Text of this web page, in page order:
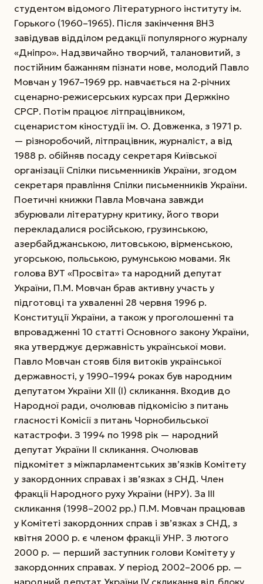
студентом відомого Літературного інституту ім.
Горького (1960–1965). Після закінчення ВНЗ
завідував відділом редакції популярного журналу
«Дніпро». Надзвичайно творчий, талановитий, з
постійним бажанням пізнати нове, молодий Павло
Мовчан у 1967–1969 рр. навчається на 2-річних
сценарно-режисерських курсах при Держкіно
СРСР. Потім працює літпрацівником,
сценаристом кіностудії ім. О. Довженка, з 1971 р.
— різноробочий, літпрацівник, журналіст, а від
1988 р. обійняв посаду секретаря Київської
організації Спілки письменників України, згодом
секретаря правління Спілки письменників України.
Поетичні книжки Павла Мовчана завжди
збурювали літературну критику, його твори
перекладалися російською, грузинською,
азербайджанською, литовською, вірменською,
угорською, польською, румунською мовами. Як
голова ВУТ «Просвіта» та народний депутат
України, П.М. Мовчан брав активну участь у
підготовці та ухваленні 28 червня 1996 р.
Конституції України, а також у проголошенні та
впровадженні 10 статті Основного закону України,
яка утверджує державність української мови.
Павло Мовчан стояв біля витоків української
державності, у 1990–1994 роках був народним
депутатом України XII (І) скликання. Входив до
Народної ради, очолював підкомісію з питань
гласності Комісії з питань Чорнобильської
катастрофи. З 1994 по 1998 рік — народний
депутат України II скликання. Очолював
підкомітет з міжпарламентських зв’язків Комітету
у закордонних справах і зв’язках з СНД. Член
фракції Народного руху України (НРУ). За III
скликання (1998–2002 рр.) П.М. Мовчан працював
у Комітеті закордонних справ і зв’язках з СНД, з
квітня 2000 р. є членом фракції УНР. З лютого
2000 р. — перший заступник голови Комітету у
закордонних справах. У період 2002–2006 рр. —
народний депутат України IV скликання від блоку